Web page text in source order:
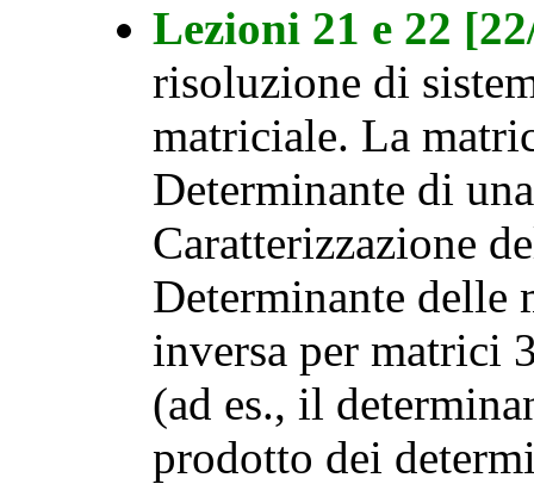
Lezioni 21 e 22
risoluzione di
matriciale. La
Determinante di
Caratterizzazione
Determinante delle
inversa per matrici
(ad es., il
prodotto dei